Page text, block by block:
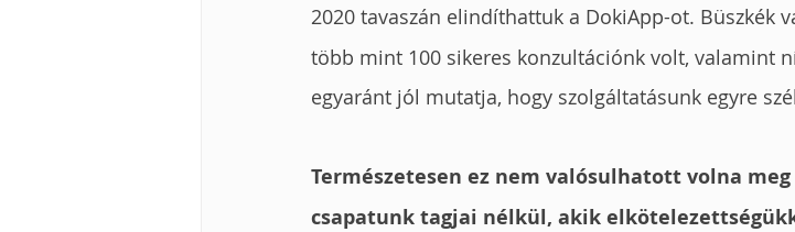
2020 tavaszán elindíthattuk a DokiApp-ot. Büszkék
több mint 100 sikeres konzultációnk volt, valamint
egyaránt jól mutatja, hogy szolgáltatásunk egyre
Természetesen ez nem valósulhatott volna
csapatunk tagjai nélkül, akik